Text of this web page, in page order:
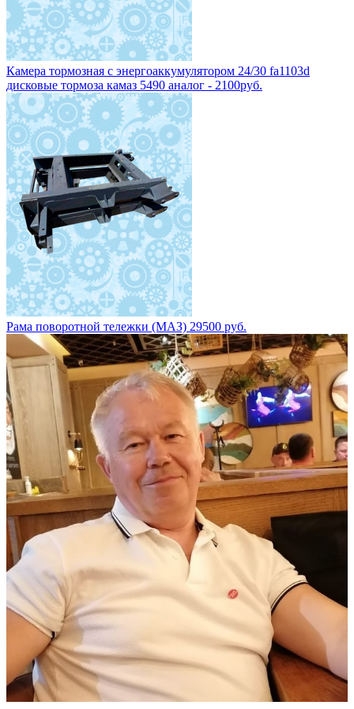
Камера тормозная с энергоаккумулятором 24/30 fa1103d
дисковые тормоза камаз 5490 аналог - 2100руб.
Рама поворотной тележки (МАЗ) 29500 руб.